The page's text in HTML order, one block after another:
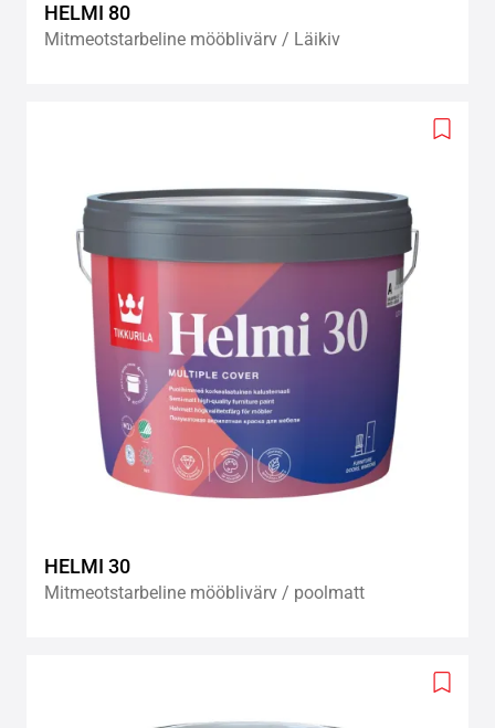
HELMI 80
Mitmeotstarbeline mööblivärv / Läikiv
Add
HELMI 30
Mitmeotstarbeline mööblivärv / poolmatt
Add